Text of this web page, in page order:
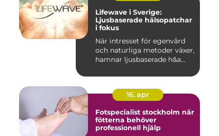
Lifewave i Sverige:
Ljusbaserade hälsopatchar
i fokus
När intresset för egenvård
och naturliga metoder växer,
hamnar ljusbaserade h&a...
16. apr
Fotspecialist stockholm när
fötterna behöver
professionell hjälp